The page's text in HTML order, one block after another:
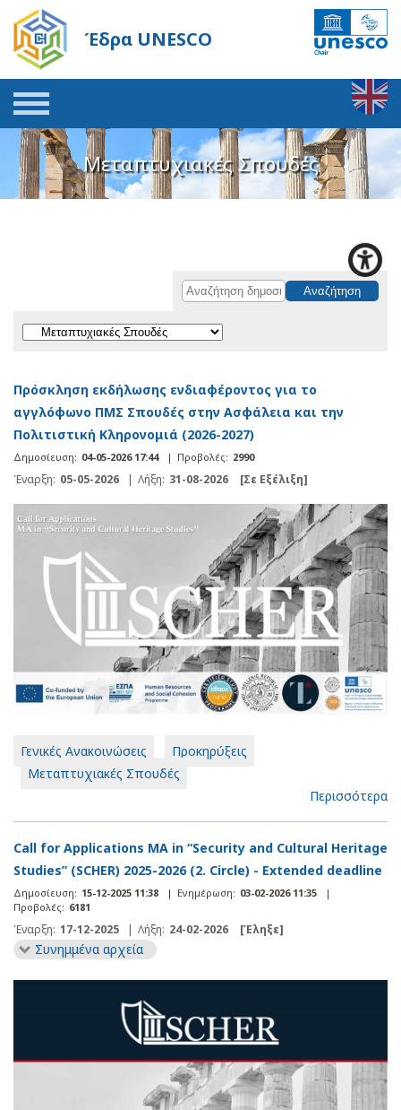
Έδρα UNESCO
Μεταπτυχιακές Σπουδές
Πρόσκληση εκδήλωσης ενδιαφέροντος για το
αγγλόφωνο ΠΜΣ Σπουδές στην Ασφάλεια και την
Πολιτιστική Κληρονομιά (2026-2027)
Δημοσίευση: 04-05-2026 17:44 | Προβολές: 2990
Έναρξη: 05-05-2026 | Λήξη: 31-08-2026 [Σε Εξέλιξη]
Γενικές Ανακοινώσεις
Προκηρύξεις
Μεταπτυχιακές Σπουδές
Περισσότερα
Call for Applications MA in “Security and Cultural Heritage
Studies” (SCHER) 2025-2026 (2. Circle) - Extended deadline
Δημοσίευση: 15-12-2025 11:38 | Ενημέρωση: 03-02-2026 11:35
|
Προβολές: 6181
Έναρξη: 17-12-2025 | Λήξη: 24-02-2026 [Έληξε]
Συνημμένα αρχεία